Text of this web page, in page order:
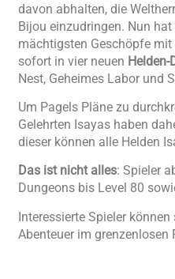
davon abhalten, die
Bijou einzudringen. Nun
mächtigsten Geschöpfe mit
sofort in vier neuen Helden-
Nest, Geheimes Labor und
Um Pagels Pläne zu
Gelehrten Isayas haben
dieser können alle Helden
Das ist nicht alles: Spieler
Dungeons bis Level 80
Interessierte Spieler
Abenteuer im grenzenlosen